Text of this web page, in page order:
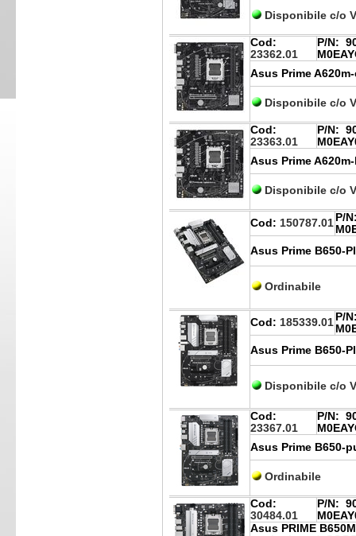
Disponibile c/o
Cod:
23362.01
P/N:
Asus Prime
Disponibile c/o
Cod:
23363.01
P/N:
Asus Prime
Disponibile c/o
Cod: 150787.01 P/
Asus Prime B650-
Ordinabile
Cod: 185339.01 P/
Asus Prime B650-
Disponibile c/o
Cod:
23367.01
P/N:
Asus Prime B650-
Ordinabile
Cod:
30484.01
P/N:
Asus PRIME